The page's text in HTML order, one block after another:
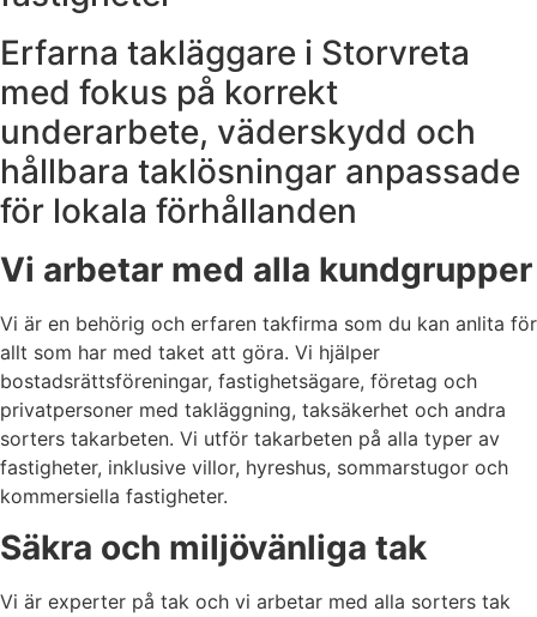
Erfarna takläggare i Storvreta
med fokus på korrekt
underarbete, väderskydd och
hållbara taklösningar anpassade
för lokala förhållanden
Vi arbetar med alla kundgrupper
Vi är en behörig och erfaren takfirma som du kan anlita för
allt som har med taket att göra. Vi hjälper
bostadsrättsföreningar, fastighetsägare, företag och
privatpersoner med takläggning, taksäkerhet och andra
sorters takarbeten. Vi utför takarbeten på alla typer av
fastigheter, inklusive villor, hyreshus, sommarstugor och
kommersiella fastigheter.
Säkra och miljövänliga tak
Vi är experter på tak och vi arbetar med alla sorters tak